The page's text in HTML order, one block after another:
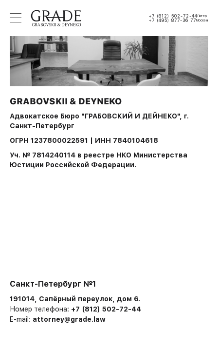
+7 (812) 502-72-44Питер
+7 (495) 877-36 77Москва
GRABOVSKII & DEYNEKO
Адвокатское Бюро "ГРАБОВСКИЙ И ДЕЙНЕКО", г.
Санкт-Петербург
ОГРН 1237800022591 | ИНН 7840104618
Уч. № 7814240114 в реестре НКО Министерства
Юстиции Российской Федерации.
Санкт-Петербург №1
191014, Сапёрный переулок, дом 6.
Номер телефона: +7 (812) 502-72-44
E-mail: attorney@grade.law